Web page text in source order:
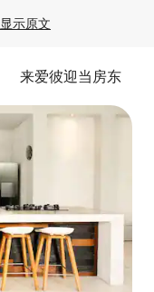
显示原文
来爱彼迎当房东